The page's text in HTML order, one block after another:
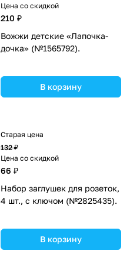
Цена со скидкой
210 ₽
Вожжи детские «Лапочка-
дочка» (№1565792).
В корзину
Старая цена
132 ₽
Цена со скидкой
66 ₽
Набор заглушек для розеток,
4 шт., с ключом (№2825435).
В корзину